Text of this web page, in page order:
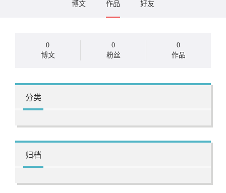
博文 作品 好友
0
博文
0
粉丝
0
作品
分类
归档